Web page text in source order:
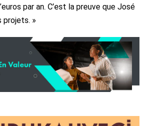
par an. C’est la preuve que José
projets. »